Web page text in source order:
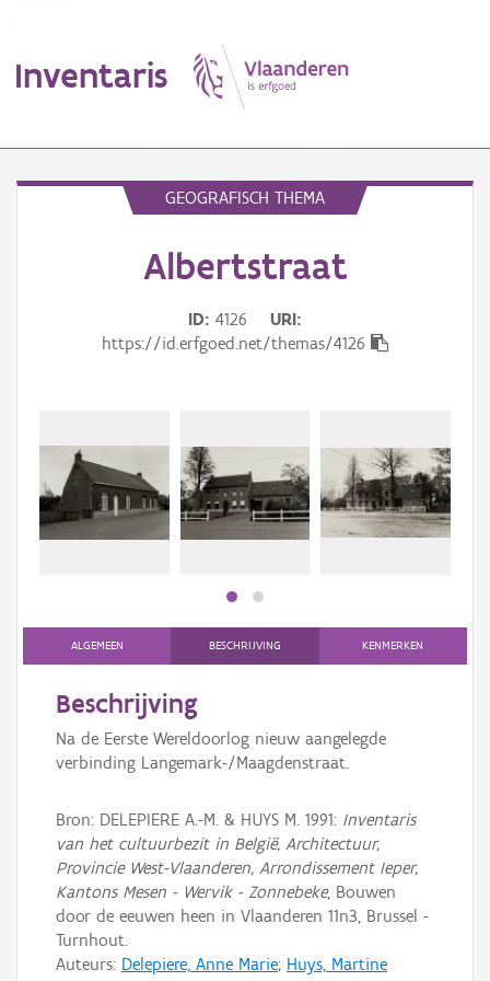
Inventaris
Gebeurtenis
Persoon of collectief
Aanmelden
GEOGRAFISCH THEMA
Albertstraat
ID 4126
URI
https://id.erfgoed.net/themas/4126
ALGEMEEN BESCHRIJVING KENMERKEN
Beschrijving
Na de Eerste Wereldoorlog nieuw aangelegde
verbinding Langemark-/Maagdenstraat.
Bron: DELEPIERE A.-M. & HUYS M. 1991: Inventaris
van het cultuurbezit in België, Architectuur,
Provincie West-Vlaanderen, Arrondissement Ieper,
Kantons Mesen - Wervik - Zonnebeke, Bouwen
door de eeuwen heen in Vlaanderen 11n3, Brussel -
Turnhout.
Auteurs: Delepiere, Anne Marie; Huys, Martine